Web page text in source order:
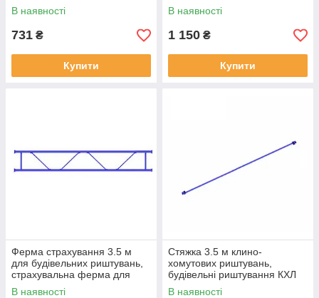
В наявності
731 ₴
Купити
В наявності
1 150 ₴
Купити
Ферма страхування 3.5 м
для будівельних риштувань,
страхувальна ферма для
риштувань КХЛ
В наявності
Стяжка 3.5 м клино-
хомутових риштувань,
будівельні риштування КХЛ
В наявності